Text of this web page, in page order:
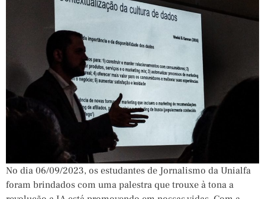
No dia 06/09/2023, os estudantes de Jornalismo da Unialfa
foram brindados com uma palestra que trouxe à tona a